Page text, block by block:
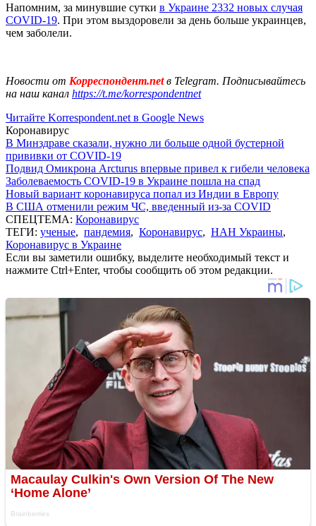
Напомним, за минувшие сутки в Украине 2332 новых случая
COVID-19. При этом выздоровели за день больше украинцев,
чем заболели.
Новости от Корреспондент.netв Telegram. Подписывайтесь
на наш канал https://t.me/korrespondentnet
Читайте Korrespondent.net в Google News
Коронавирус
В Минздраве сказали, нужно ли больше одной бустерной
прививки от COVID-19
Подвид Омикрона Arcturus впервые привел к гибели человека
Заболеваемость COVID-19 в Украине пошла на спад
Новый вариант коронавируса попал из Индии в Европу
В США отменили режим ЧС, введенный из-за COVID
СПЕЦТЕМА: Коронавирус
ТЕГИ: ученые, пандемия, Коронавирус, НАН Украины,
Коронавирус в Украине
Если вы заметили ошибку, выделите необходимый текст и
нажмите Ctrl+Enter, чтобы сообщить об этом редакции.